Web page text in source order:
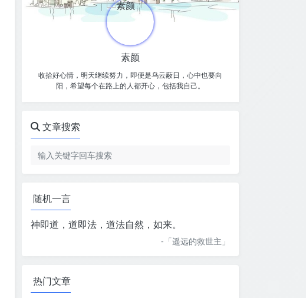
素颜
收拾好心情，明天继续努力，即便是乌云蔽日，心中也要向
阳，希望每个在路上的人都开心，包括我自己。
文章搜索
随机一言
神即道，道即法，道法自然，如来。
-「遥远的救世主 」
热门文章